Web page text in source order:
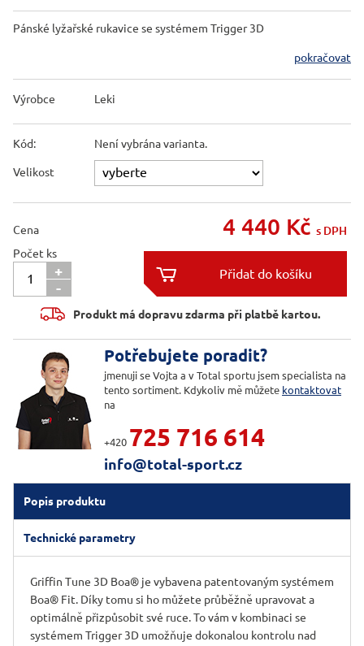
Pánské lyžařské rukavice se systémem Trigger 3D
pokračovat
Výrobce Leki
Kód: Není vybrána varianta.
Velikost
Cena 4 440 Kč s DPH
Počet ks
+
-


Produkt má dopravu zdarma při platbě kartou.
Potřebujete poradit?
jmenuji se Vojta a v Total sportu jsem specialista na
tento sortiment. Kdykoliv mě můžete kontaktovat
na
+420 725 716 614
info@total-sport.cz
Popis produktu
Technické parametry
Griffin Tune 3D Boa® je vybavena patentovaným systémem
Boa® Fit. Díky tomu si ho můžete průběžně upravovat a
optimálně přizpůsobit své ruce. To vám v kombinaci se
systémem Trigger 3D umožňuje dokonalou kontrolu nad